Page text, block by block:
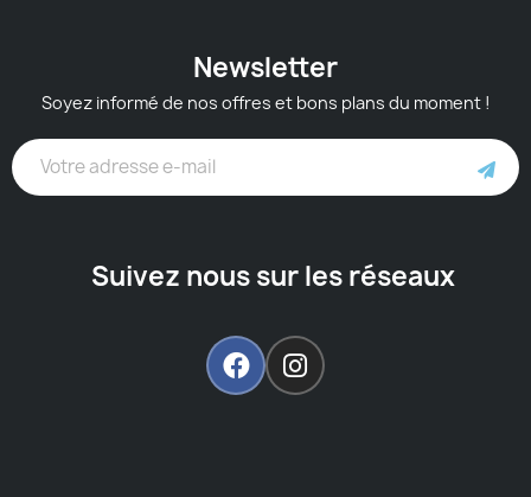
Newsletter
Soyez informé de nos offres et bons plans du moment !
Suivez nous sur les réseaux